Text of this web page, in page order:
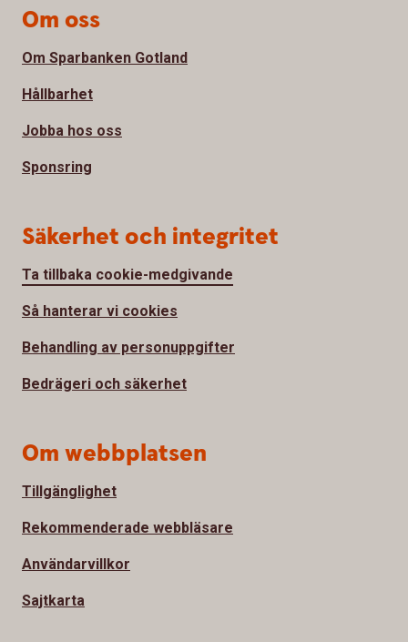
Om oss
Om Sparbanken Gotland
Hållbarhet
Jobba hos oss
Sponsring
Säkerhet och integritet
Ta tillbaka cookie-medgivande
Så hanterar vi cookies
Behandling av personuppgifter
Bedrägeri och säkerhet
Om webbplatsen
Tillgänglighet
Rekommenderade webbläsare
Användarvillkor
Sajtkarta